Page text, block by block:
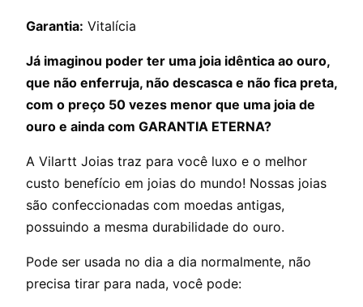
Garantia: Vitalícia
Já imaginou poder ter uma joia idêntica ao ouro,
que não enferruja, não descasca e não fica preta,
com o preço 50 vezes menor que uma joia de
ouro e ainda com GARANTIA ETERNA?
A Vilartt Joias traz para você luxo e o melhor
custo benefício em joias do mundo! Nossas joias
são confeccionadas com moedas antigas,
possuindo a mesma durabilidade do ouro.
Pode ser usada no dia a dia normalmente, não
precisa tirar para nada, você pode: